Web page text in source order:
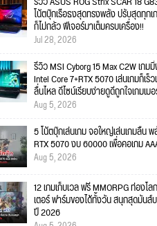
โน้ตบุ๊กเรือธงสุดทรงพลัง ปรับสุดทุก
ก็ไม่กลัว ฟีเจอร์มาเต็มครบเครื่อง!!
Jul 28, 2026
รีวิว MSI Cyborg 15 Max C2W เก
Intel Core 7+RTX 5070 เล่นเกมก็เ
ลื่นไหล ดีไซน์เรียบง่ายดูดีถูกใจเกมเม
Aug 5, 2026
5 โน้ตบุ๊กเล่นเกม จอใหญ่เล่นเกมลื่น
RTX 5070 งบ 60000 เพื่อคอเกม
Aug 5, 2026
12 เกมเก็บเวล ฟรี MMORPG ท่องโ
เตอร์ ฟาร์มของได้ทั้งวัน สนุกสุดมันส์
ปี 2026